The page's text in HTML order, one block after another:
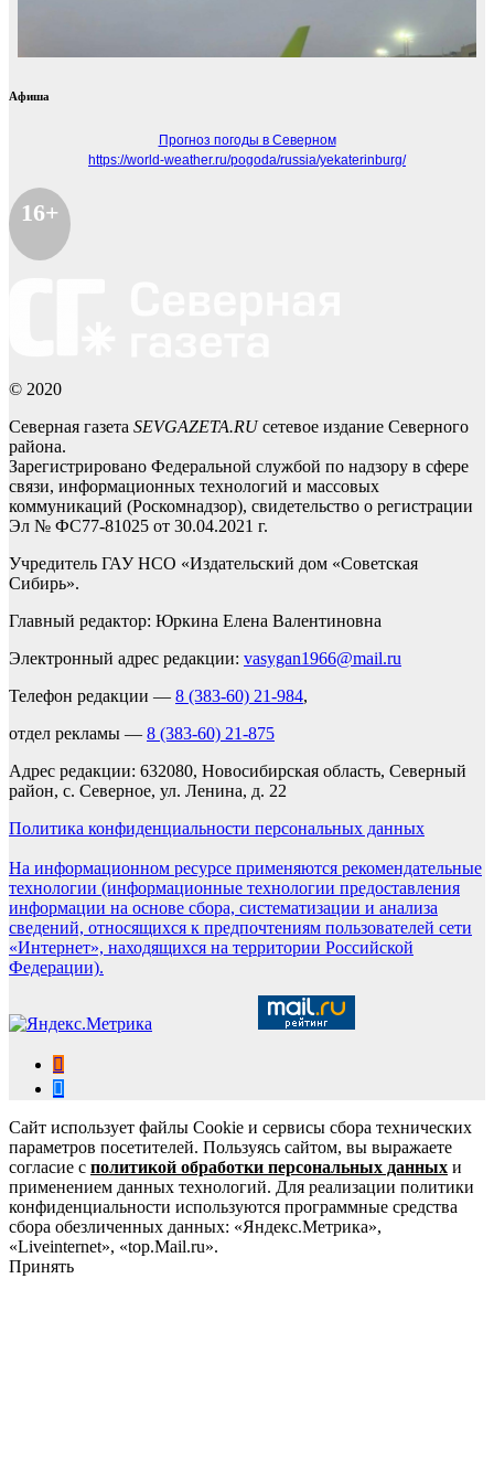
Афиша
Прогноз погоды в Северном
https://world-weather.ru/pogoda/russia/yekaterinburg/
16+
© 2020
Северная газета SEVGAZETA.RUсетевое издание Северного
района.
Зарегистрировано Федеральной службой по надзору в сфере
связи, информационных технологий и массовых
коммуникаций (Роскомнадзор), свидетельство о регистрации
Эл № ФС77-81025 от 30.04.2021 г.
Учредитель ГАУ НСО «Издательский дом «Советская
Сибирь».
Главный редактор: Юркина Елена Валентиновна
Электронный адрес редакции: vasygan1966@mail.ru
Телефон редакции — 8 (383-60) 21-984,
отдел рекламы — 8 (383-60) 21-875
Адрес редакции: 632080, Новосибирская область, Северный
район, с. Северное, ул. Ленина, д. 22
Политика конфиденциальности персональных данных
На информационном ресурсе применяются рекомендательные
технологии (информационные технологии предоставления
информации на основе сбора, систематизации и анализа
сведений, относящихся к предпочтениям пользователей сети
«Интернет», находящихся на территории Российской
Федерации).
Сайт использует файлы Cookie и сервисы сбора технических
параметров посетителей. Пользуясь сайтом, вы выражаете
согласие с политикой обработки персональных данных и
применением данных технологий. Для реализации политики
конфиденциальности используются программные средства
сбора обезличенных данных: «Яндекс.Метрика»,
«Liveinternet», «top.Mail.ru».
Принять